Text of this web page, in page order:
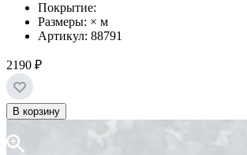
Покрытие:
Размеры: × м
Артикул: 88791
2190 ₽
В корзину